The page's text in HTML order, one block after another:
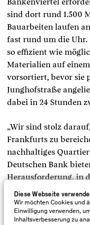
Diese Webseite
Wir möchten Cookies und
Einwilligung verwenden,
Inhaltsverbesserung zu
Bankenviertel
sind dort rund 1.500
Bauarbeiten laufen
fast rund um die Uhr.
so effizient wie
Materialien auf
vorsortiert, bevor sie
Junghofstraße
dabei in 24 Stunden
„Wir sind stolz
Frankfurts zu
nachhaltiges
Deutschen Bank
Herausforderung, in
solchen Bau zu
gemeistert dank
Bauplanung,